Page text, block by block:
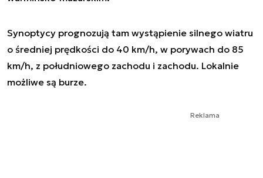
Synoptycy prognozują tam wystąpienie silnego wiatru
o średniej prędkości do 40 km/h, w porywach do 85
km/h, z południowego zachodu i zachodu. Lokalnie
możliwe są burze.
Reklama